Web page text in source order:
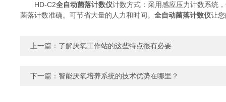
HD-C2全自动菌落计数仪计数方式：采用感应压力计数系统
菌落计数准确。可节省大量的人力和时间。 全自动菌落计数仪让
上一篇： 了解厌氧工作站的这些特点很有必要
下一篇： 智能厌氧培养系统的技术优势在哪里？